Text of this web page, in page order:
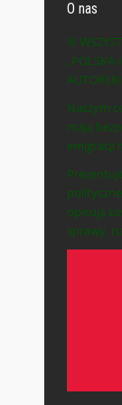
O nas
©
Naszym
mają
emigracji
opisują
sprawy,